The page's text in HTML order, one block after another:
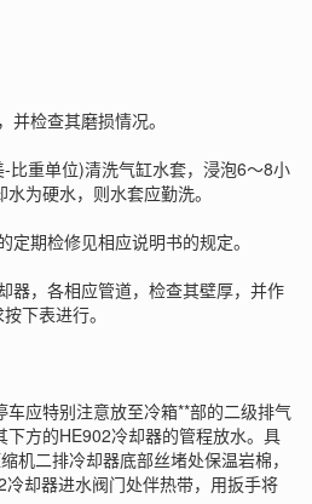
检查其磨损情况。
重单位)清洗气缸水套，浸泡6～8小
为硬水，则水套应勤洗。
期检修见相应说明书的规定。
，各相应管道，检查其壁厚，并作
下表进行。
应特别注意放至冷箱**部的二级排气
方的HE902冷却器的管程放水。具
机二排冷却器底部丝堵处保温岩棉，
却器进水阀门处伴热带，用扳手将